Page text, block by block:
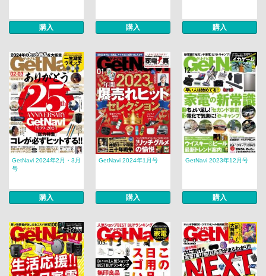
購入 購入 購入
GetNavi 2024年2月・3月
号
購入
GetNavi 2024年1月号
購入
GetNavi 2023年12月号
購入